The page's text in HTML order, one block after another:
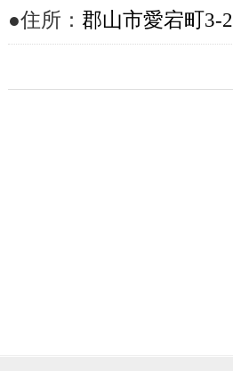
●住所： 郡山市愛宕町3-